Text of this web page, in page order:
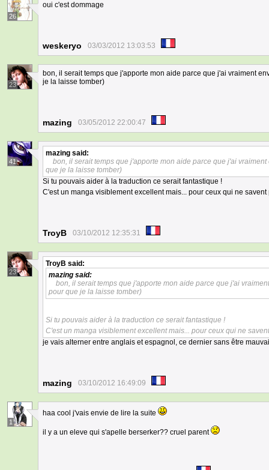
26
oui c'est dommage
weskeryo 03/03/2012 13:03:53
23
bon, il serait temps que j'apporte mon aide parce que j'ai vraiment
je la laisse tomber)
mazing 03/05/2012 22:00:47
41
mazing said:
bon, il serait temps que j'apporte mon aide parce que j'ai
que je la laisse tomber)
Si tu pouvais aider à la traduction ce serait fantastique !
C'est un manga visiblement excellent mais... pour ceux qui ne
TroyB 03/10/2012 12:35:31
23
TroyB said:
mazing said:
bon, il serait temps que j'apporte mon aide parce que j'ai
pour que je la laisse tomber)
Si tu pouvais aider à la traduction ce serait fantastique !
C'est un manga visiblement excellent mais... pour ceux qui ne
je vais alterner entre anglais et espagnol, ce dernier sans être
mazing 03/10/2012 16:49:09
1
haa cool j'vais envie de lire la suite
il y a un eleve qui s'apelle berserker?? cruel parent